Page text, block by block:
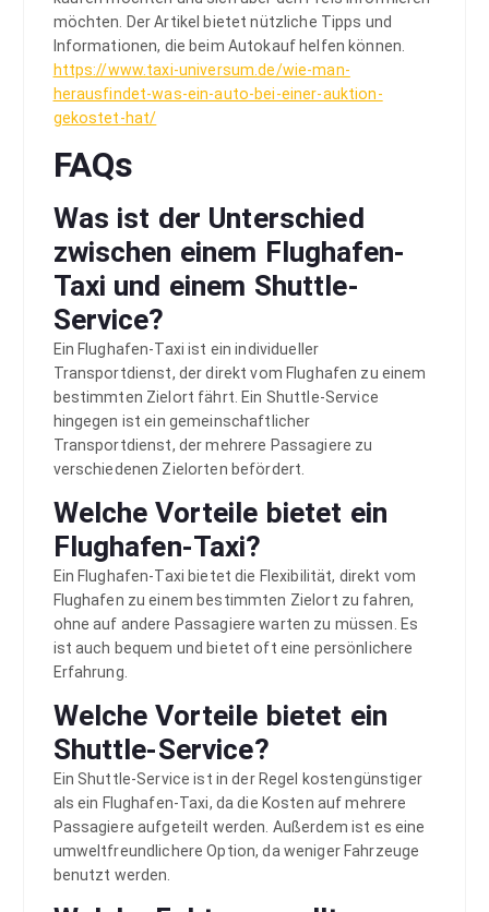
möchten. Der Artikel bietet nützliche Tipps und
Informationen, die beim Autokauf helfen können.
https://www.taxi-universum.de/wie-man-
herausfindet-was-ein-auto-bei-einer-auktion-
gekostet-hat/
FAQs
Was ist der Unterschied
zwischen einem Flughafen-
Taxi und einem Shuttle-
Service?
Ein Flughafen-Taxi ist ein individueller
Transportdienst, der direkt vom Flughafen zu einem
bestimmten Zielort fährt. Ein Shuttle-Service
hingegen ist ein gemeinschaftlicher
Transportdienst, der mehrere Passagiere zu
verschiedenen Zielorten befördert.
Welche Vorteile bietet ein
Flughafen-Taxi?
Ein Flughafen-Taxi bietet die Flexibilität, direkt vom
Flughafen zu einem bestimmten Zielort zu fahren,
ohne auf andere Passagiere warten zu müssen. Es
ist auch bequem und bietet oft eine persönlichere
Erfahrung.
Welche Vorteile bietet ein
Shuttle-Service?
Ein Shuttle-Service ist in der Regel kostengünstiger
als ein Flughafen-Taxi, da die Kosten auf mehrere
Passagiere aufgeteilt werden. Außerdem ist es eine
umweltfreundlichere Option, da weniger Fahrzeuge
benutzt werden.